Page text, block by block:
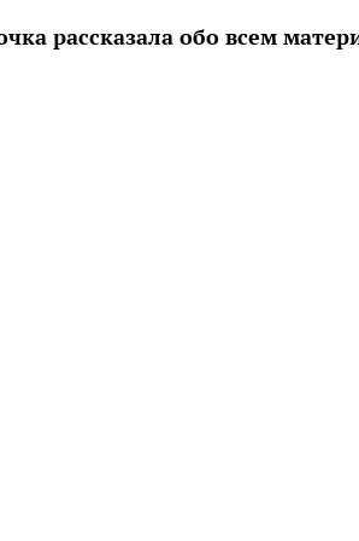
рассказала обо всем